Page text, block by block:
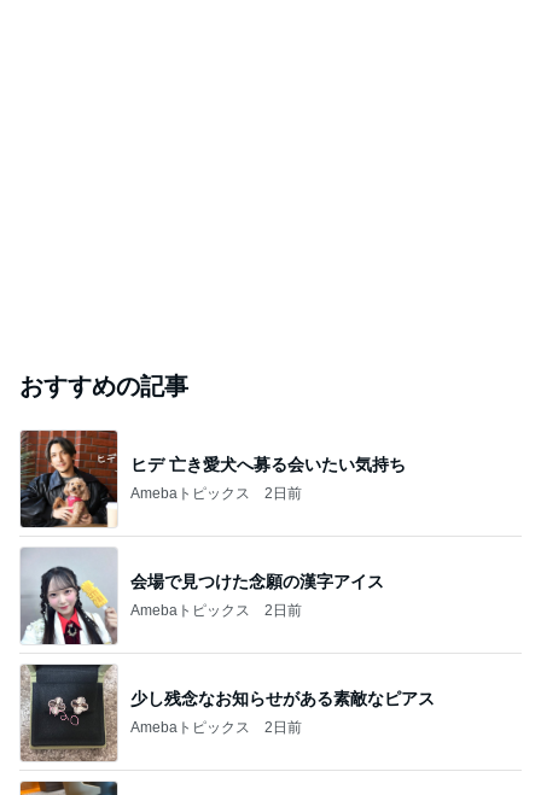
おすすめの記事
ヒデ 亡き愛犬へ募る会いたい気持ち
Amebaトピックス 2日前
会場で見つけた念願の漢字アイス
Amebaトピックス 2日前
少し残念なお知らせがある素敵なピアス
Amebaトピックス 2日前